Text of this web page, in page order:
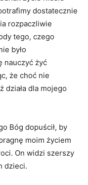
dostatecznie
rozpaczliwie
tego, czego
było
nauczyć żyć
że choć nie
działa dla mojego
Bóg dopuścił, by
moim życiem
On widzi szerszy
dzieci.